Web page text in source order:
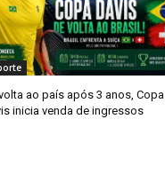
ao país após 3 anos, Copa
inicia venda de ingressos